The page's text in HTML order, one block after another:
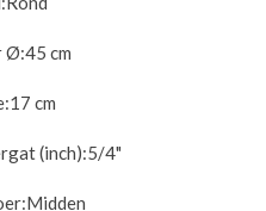
Ø:45 cm
17 cm
(inch):5/4"
Midden